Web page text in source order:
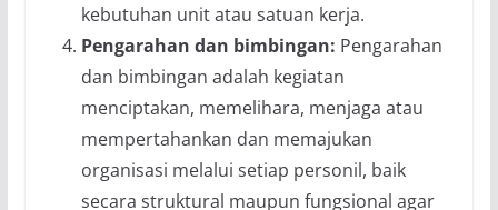
kebutuhan unit atau satuan kerja.
Pengarahan dan bimbingan: Pengarahan
dan bimbingan adalah kegiatan
menciptakan, memelihara, menjaga atau
mempertahankan dan memajukan
organisasi melalui setiap personil, baik
secara struktural maupun fungsional agar